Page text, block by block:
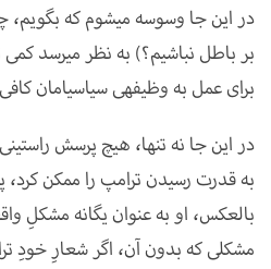
در این جا وسوسه می­شوم که
بر باطل نباشیم؟) به نظر می­رسد
برای عمل به وظیفه­ی سیاسی­امان
در این جا نه تنها، هیچ پرسش
به قدرت رسیدن ترامپ را ممکن کرد،
بالعکس، او به عنوان یگانه مشکلِ
مشکلی که بدون آن، اگر شعارِ خودِ